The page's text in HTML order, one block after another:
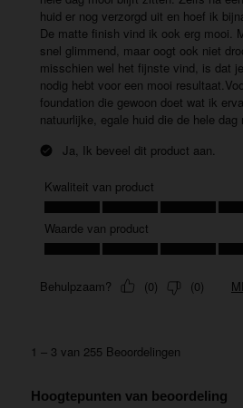
Hoogtepunten van beoordeling